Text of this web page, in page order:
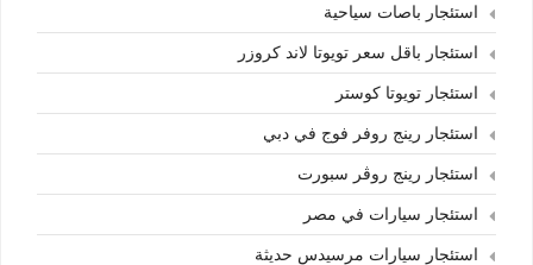
استئجار باصات سياحية
استئجار باقل سعر تويوتا لاند كروزر
استئجار تويوتا كوستر
استئجار رينج روفر فوج في دبي
استئجار رينج روڤر سبورت
استئجار سيارات في مصر
استئجار سيارات مرسيدس حديثة